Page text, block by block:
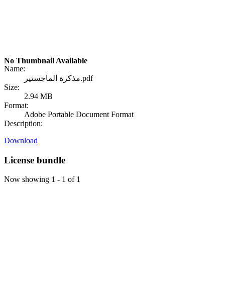
No Thumbnail Available
Name:
مذكرة الماجستير.pdf
Size:
2.94 MB
Format:
Adobe Portable Document Format
Description:
Download
License bundle
Now showing 1 - 1 of 1